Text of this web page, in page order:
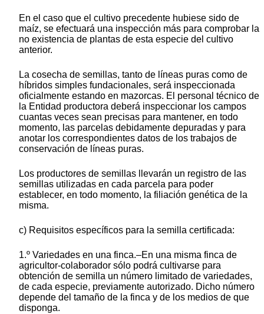
En el caso que el cultivo precedente hubiese sido de
maíz, se efectuará una inspección más para comprobar la
no existencia de plantas de esta especie del cultivo
anterior.
La cosecha de semillas, tanto de líneas puras como de
híbridos simples fundacionales, será inspeccionada
oficialmente estando en mazorcas. El personal técnico de
la Entidad productora deberá inspeccionar los campos
cuantas veces sean precisas para mantener, en todo
momento, las parcelas debidamente depuradas y para
anotar los correspondientes datos de los trabajos de
conservación de líneas puras.
Los productores de semillas llevarán un registro de las
semillas utilizadas en cada parcela para poder
establecer, en todo momento, la filiación genética de la
misma.
c) Requisitos específicos para la semilla certificada:
1.º Variedades en una finca.–En una misma finca de
agricultor-colaborador sólo podrá cultivarse para
obtención de semilla un número limitado de variedades,
de cada especie, previamente autorizado. Dicho número
depende del tamaño de la finca y de los medios de que
disponga.